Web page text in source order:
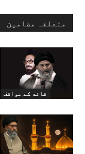
متعلقہ مضامین
قائد کے مواقف